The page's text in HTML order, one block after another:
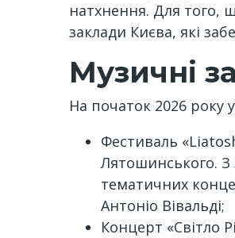
натхнення. Для того,
заклади Києва, які
Музичні
На початок 2026 року
Фестиваль
Лятошинського. З
тематичних
Антоніо Вівальді;
Концерт «Світло